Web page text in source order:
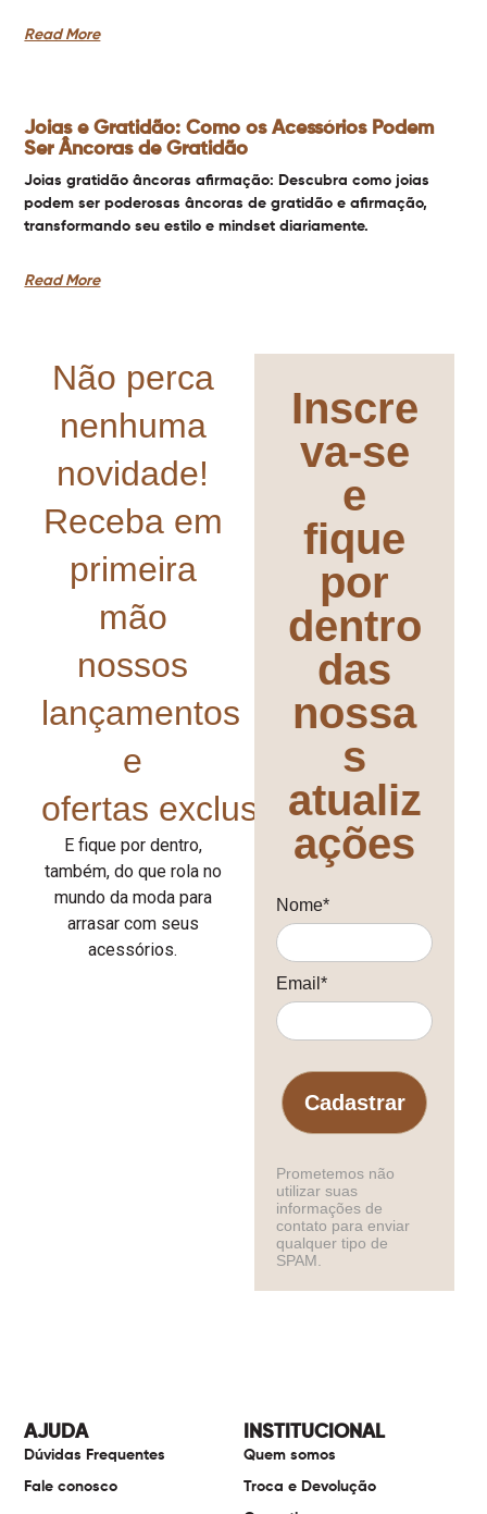
Read More
Joias e Gratidão: Como os Acessórios Podem
Ser Âncoras de Gratidão
Joias gratidão âncoras afirmação: Descubra como joias
podem ser poderosas âncoras de gratidão e afirmação,
transformando seu estilo e mindset diariamente.
Read More
Não perca
nenhuma
novidade!
Receba em
primeira
mão
nossos
lançamentos
e
ofertas exclusivas!
E fique por dentro,
também, do que rola no
mundo da moda para
arrasar com seus
acessórios.
Inscre
va-se
e
fique
por
dentro
das
nossa
s
atualiz
ações
Nome*
Email*
Cadastrar
Prometemos não
utilizar suas
informações de
contato para enviar
qualquer tipo de
SPAM.
INSTITUCIONAL
Quem somos
Troca e Devolução
AJUDA
Dúvidas Frequentes
Fale conosco